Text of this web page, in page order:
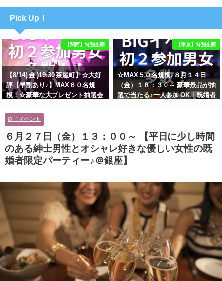
Pick Up！
【関西】特別企画
【8/14( 金 )19:30 茶屋町】☆大好
評【早割あり♪】MAX６０名規
模！☆豪華な大プレゼント抽選会
男性とオシャレ好きで落ち着いた
大人女性の既婚者限定ビッグパー
ティー♪＠茶屋町】
【東京】特別企画
☆MAX５０名規模♪８月１４日
（金）１８：３０～ 豪華景品が抽
選で当たる♪一人参加 OK｜既婚者
女性の既婚者限定ビッグパーティ
ー♪＠池袋】
終了イベント
６月２７日（金）１３：００～ 【平日に少し時間
のある紳士男性とオシャレ好きな優しい女性の既
婚者限定パーティー♪＠銀座】